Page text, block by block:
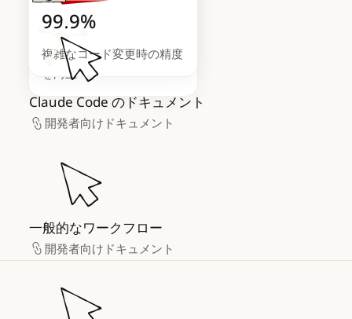
2倍
機能や修正を提供する速度
を向上
99.9%
複雑なコード変更時の精度
Claude Code のドキュメント
Claude Code のドキュメント
開発者向けドキュメント
開発者向けドキュメント
一般的なワークフロー
開発者向けドキュメント
開発者向けドキュメント